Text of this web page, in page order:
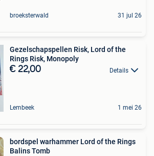
broeksterwald 31 jul 26
Gezelschapspellen Risk, Lord of the
Rings Risk, Monopoly
€ 22,00 Details
Lembeek 1 mei 26
bordspel warhammer Lord of the Rings
Balins Tomb